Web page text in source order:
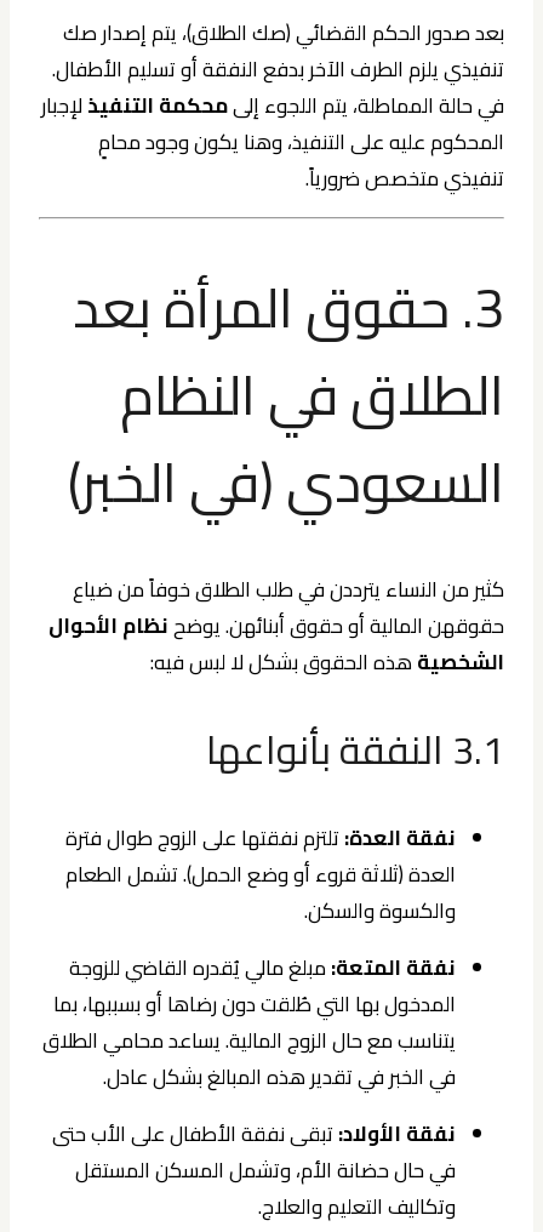
بعد صدور الحكم القضائي (صك الطلاق)، يتم إصدار صك
تنفيذي يلزم الطرف الآخر بدفع النفقة أو تسليم الأطفال.
في حالة المماطلة، يتم اللجوء إلىمحكمة التنفيذلإجبار
المحكوم عليه على التنفيذ، وهنا يكون وجود محامٍ
تنفيذي متخصص ضرورياً.
3. حقوق المرأة بعد
الطلاق في النظام
السعودي (في الخبر)
كثير من النساء يترددن في طلب الطلاق خوفاً من ضياع
حقوقهن المالية أو حقوق أبنائهن. يوضحنظام الأحوال
الشخصيةهذه الحقوق بشكل لا لبس فيه:
3.1 النفقة بأنواعها
نفقة العدة:تلتزم نفقتها على الزوج طوال فترة
العدة (ثلاثة قروء أو وضع الحمل). تشمل الطعام
والكسوة والسكن.
نفقة المتعة:مبلغ مالي يُقدره القاضي للزوجة
المدخول بها التي طُلقت دون رضاها أو بسببها، بما
يتناسب مع حال الزوج المالية. يساعد محامي الطلاق
في الخبر في تقدير هذه المبالغ بشكل عادل.
نفقة الأولاد:تبقى نفقة الأطفال على الأب حتى
في حال حضانة الأم، وتشمل المسكن المستقل
وتكاليف التعليم والعلاج.